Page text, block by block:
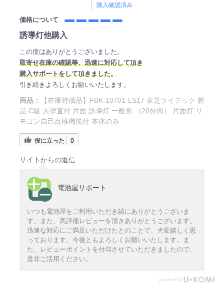
購入確認済み
価格について
誘導灯他購入
この度はありがとうございました。
取寄せ在庫の確認等、迅速に対応して頂き
購入サポートをして頂きました。
引き続きよろしくお願いいたします。
商品：
【在庫特価品】FBK-10701-LS17 東芝ライテック 新
品 C級 天壁直付 片面 誘導灯 一般形 （20分間） 片面灯 リ
モコン自己点検機能付 本体のみ
役に立った 0
サイトからの返信
電池屋サポート
いつも電池屋をご利用いただき誠にありがとうございま
す。また、高評価レビューを頂きありがとうございます。
迅速な対応にご満足いただけたとのことで、大変嬉しく思
っております。今後ともよろしくお願いいたします。ま
た、レビューポイントを付与させていただきましたので、
是非ご活用ください。